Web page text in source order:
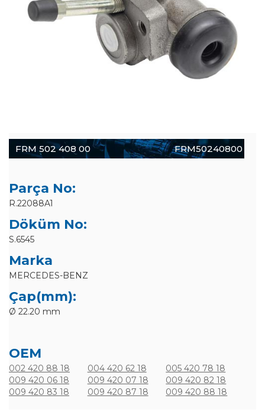
FRM 502 408 00 FRM50240800
Parça No:
R.22088A1
Döküm No:
S.6545
Marka
MERCEDES-BENZ
Çap(mm):
Ø 22.20 mm
OEM
002 420 88 18 004 420 62 18
005 420 78 18
009 420 06 18
009 420 07 18
009 420 82 18
009 420 83 18
009 420 87 18 009 420 88 18